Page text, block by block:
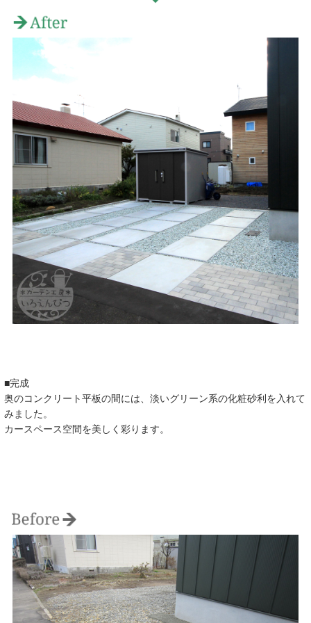
■完成
奥のコンクリート平板の間には、淡いグリーン系の化粧砂利を入れて
みました。
カースペース空間を美しく彩ります。